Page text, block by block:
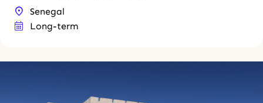
Senegal
Long-term